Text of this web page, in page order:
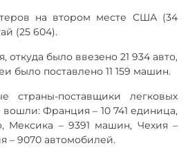
на втором месте США (34
(25 604).
откуда было ввезено 21 934 авто,
было поставлено 11 159 машин.
страны-поставщики легковых
Франция – 10 741 единица,
Мексика – 9391 машин, Чехия –
– 9070 автомобилей.